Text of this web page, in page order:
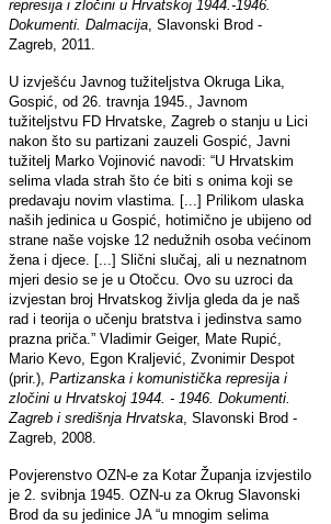
represija i zločini u Hrvatskoj 1944.-1946.
Dokumenti. Dalmacija , Slavonski Brod -
Zagreb, 2011.
U izvješću Javnog tužiteljstva Okruga Lika,
Gospić, od 26. travnja 1945., Javnom
tužiteljstvu FD Hrvatske, Zagreb o stanju u Lici
nakon što su partizani zauzeli Gospić, Javni
tužitelj Marko Vojinović navodi: “U Hrvatskim
selima vlada strah što će biti s onima koji se
predavaju novim vlastima. [...] Prilikom ulaska
naših jedinica u Gospić, hotimično je ubijeno od
strane naše vojske 12 nedužnih osoba većinom
žena i djece. [...] Slični slučaj, ali u neznatnom
mjeri desio se je u Otočcu. Ovo su uzroci da
izvjestan broj Hrvatskog življa gleda da je naš
rad i teorija o učenju bratstva i jedinstva samo
prazna priča.” Vladimir Geiger, Mate Rupić,
Mario Kevo, Egon Kraljević, Zvonimir Despot
(prir.), Partizanska i komunistička represija i
zločini u Hrvatskoj 1944. - 1946. Dokumenti.
Zagreb i središnja Hrvatska , Slavonski Brod -
Zagreb, 2008.
Povjerenstvo OZN-e za Kotar Županja izvjestilo
je 2. svibnja 1945. OZN-u za Okrug Slavonski
Brod da su jedinice JA “u mnogim selima